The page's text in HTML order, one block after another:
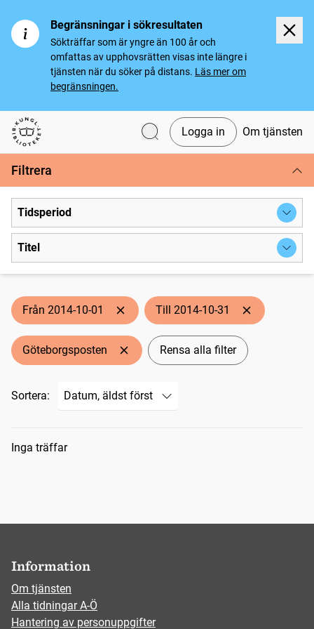
Begränsningar i sökresultaten
Sökträffar som är yngre än 100 år och
omfattas av upphovsrätten visas inte längre i
tjänsten när du söker på distans. Läs mer om
begränsningen.
Svenska tidningar
Logga in Om tjänsten
Filtrera
Tidsperiod
Titel
Från 2014-10-01 Till 2014-10-31
Göteborgsposten Rensa alla filter
Sortera:
Sökresultat
Inga träffar
Information
Om tjänsten
Alla tidningar A-Ö
Hantering av personuppgifter